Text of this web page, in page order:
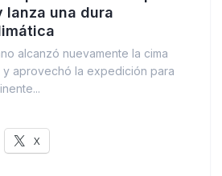
lanza una dura
alcanzó nuevamente la cima
y aprovechó la expedición para
X